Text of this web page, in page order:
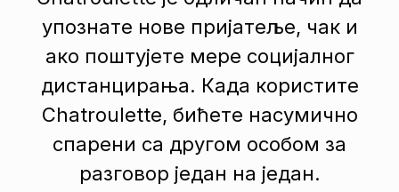
упознате нове пријатеље, чак и
ако поштујете мере социјалног
дистанцирања. Када користите
Chatroulette, бићете насумично
спарени са другом особом за
разговор један на један.